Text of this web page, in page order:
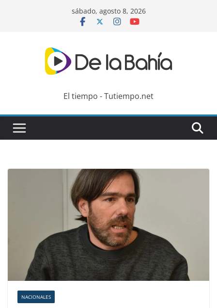
sábado, agosto 8, 2026
El tiempo - Tutiempo.net
NACIONALES